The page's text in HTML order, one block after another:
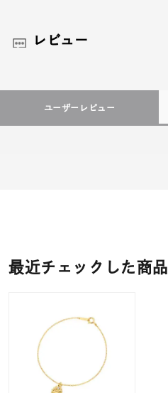
レビュー
ユーザーレビュー
最近チェックした商品